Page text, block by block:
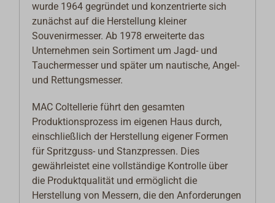
wurde 1964 gegründet und konzentrierte sich
zunächst auf die Herstellung kleiner
Souvenirmesser. Ab 1978 erweiterte das
Unternehmen sein Sortiment um Jagd- und
Tauchermesser und später um nautische, Angel-
und Rettungsmesser.
MAC Coltellerie führt den gesamten
Produktionsprozess im eigenen Haus durch,
einschließlich der Herstellung eigener Formen
für Spritzguss- und Stanzpressen. Dies
gewährleistet eine vollständige Kontrolle über
die Produktqualität und ermöglicht die
Herstellung von Messern, die den Anforderungen